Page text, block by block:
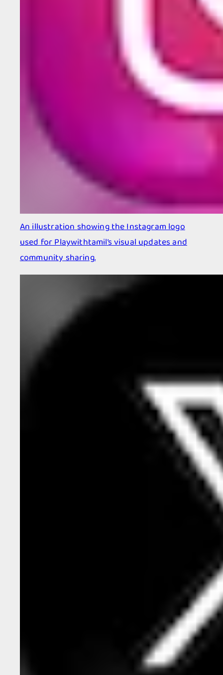
An illustration showing the Instagram logo
used for Playwithtamil’s visual updates and
community sharing.